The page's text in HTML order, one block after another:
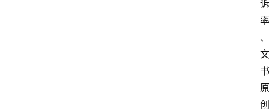
诉
率
、
文
书
原
创